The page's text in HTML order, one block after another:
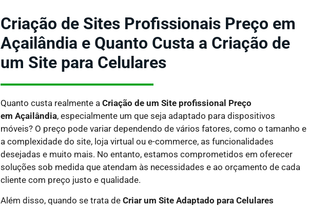
Criação de Sites Profissionais Preço em
Açailândia e Quanto Custa a Criação de
um Site para Celulares
Quanto custa realmente a Criação de um Site profissional Preço
em Açailândia, especialmente um que seja adaptado para dispositivos
móveis? O preço pode variar dependendo de vários fatores, como o tamanho e
a complexidade do site, loja virtual ou e-commerce, as funcionalidades
desejadas e muito mais. No entanto, estamos comprometidos em oferecer
soluções sob medida que atendam às necessidades e ao orçamento de cada
cliente com preço justo e qualidade.
Além disso, quando se trata de Criar um Site Adaptado para Celulares